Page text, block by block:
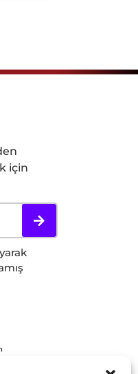
için